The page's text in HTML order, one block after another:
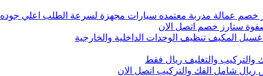
خصم عمالة مدربة معتمده سيارات مجهزة لسرعة الطلب اعلي جوده
ستارز خصم اتصل الان
المكيف تنظيف الوحدات الداخلية والخارجية
والتغليف ريال فقط
شامل الفك والتركيب اتصل الان